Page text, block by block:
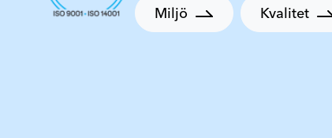
Miljö Kvalitet